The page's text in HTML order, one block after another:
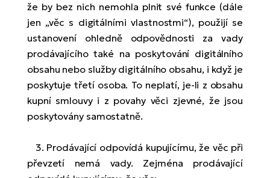
že by bez nich nemohla plnit své funkce (dále
jen „věc s digitálními vlastnostmi“), použijí se
ustanovení ohledně odpovědnosti za vady
prodávajícího také na poskytování digitálního
obsahu nebo služby digitálního obsahu, i když je
poskytuje třetí osoba. To neplatí, je-li z obsahu
kupní smlouvy i z povahy věci zjevné, že jsou
poskytovány samostatně.
3. Prodávající odpovídá kupujícímu, že věc při
převzetí nemá vady. Zejména prodávající